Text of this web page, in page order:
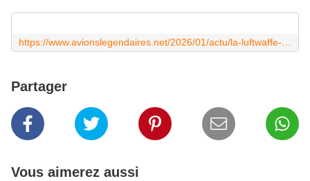
Partager
Vous aimerez aussi